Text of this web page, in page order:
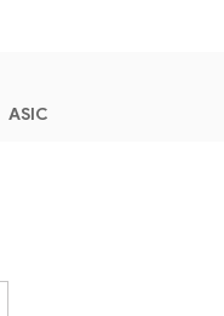
ASIC